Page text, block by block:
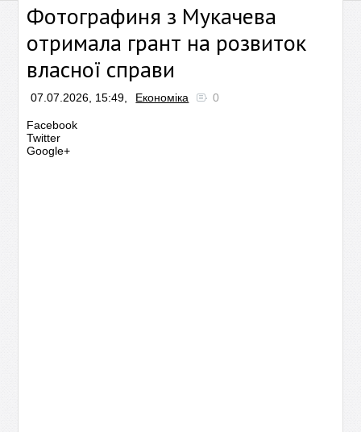
Фотографиня з Мукачева
отримала грант на розвиток
власної справи
07.07.2026, 15:49, Економіка 0
Facebook
Twitter
Google+